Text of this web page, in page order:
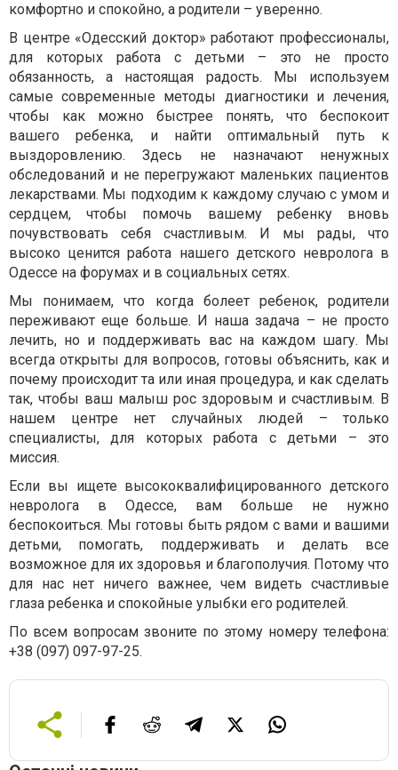
комфортно и спокойно, а родители – уверенно.
В центре «Одесский доктор» работают профессионалы,
для которых работа с детьми – это не просто
обязанность, а настоящая радость. Мы используем
самые современные методы диагностики и лечения,
чтобы как можно быстрее понять, что беспокоит
вашего ребенка, и найти оптимальный путь к
выздоровлению. Здесь не назначают ненужных
обследований и не перегружают маленьких пациентов
лекарствами. Мы подходим к каждому случаю с умом и
сердцем, чтобы помочь вашему ребенку вновь
почувствовать себя счастливым. И мы рады, что
высоко ценится работа нашего детского невролога в
Одессе на форумах и в социальных сетях.
Мы понимаем, что когда болеет ребенок, родители
переживают еще больше. И наша задача – не просто
лечить, но и поддерживать вас на каждом шагу. Мы
всегда открыты для вопросов, готовы объяснить, как и
почему происходит та или иная процедура, и как сделать
так, чтобы ваш малыш рос здоровым и счастливым. В
нашем центре нет случайных людей – только
специалисты, для которых работа с детьми – это
миссия.
Если вы ищете высококвалифицированного детского
невролога в Одессе, вам больше не нужно
беспокоиться. Мы готовы быть рядом с вами и вашими
детьми, помогать, поддерживать и делать все
возможное для их здоровья и благополучия. Потому что
для нас нет ничего важнее, чем видеть счастливые
глаза ребенка и спокойные улыбки его родителей.
По всем вопросам звоните по этому номеру телефона:
+38 (097) 097-97-25.